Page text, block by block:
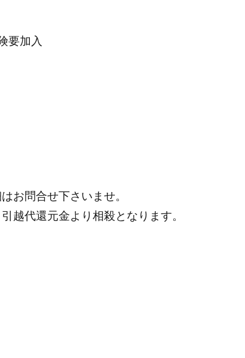
加入
お問合せ下さいませ。
越代還元金より相殺となります。